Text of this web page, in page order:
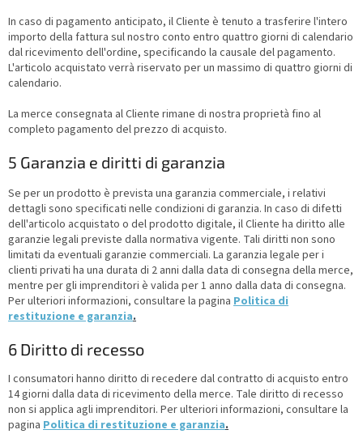
In caso di pagamento anticipato, il Cliente è tenuto a trasferire l'intero
importo della fattura sul nostro conto entro quattro giorni di calendario
dal ricevimento dell'ordine, specificando la causale del pagamento.
L'articolo acquistato verrà riservato per un massimo di quattro giorni di
calendario.
La merce consegnata al Cliente rimane di nostra proprietà fino al
completo pagamento del prezzo di acquisto.
5 Garanzia e diritti di garanzia
Se per un prodotto è prevista una garanzia commerciale, i relativi
dettagli sono specificati nelle condizioni di garanzia. In caso di difetti
dell'articolo acquistato o del prodotto digitale, il Cliente ha diritto alle
garanzie legali previste dalla normativa vigente. Tali diritti non sono
limitati da eventuali garanzie commerciali. La garanzia legale per i
clienti privati ha una durata di 2 anni dalla data di consegna della merce,
mentre per gli imprenditori è valida per 1 anno dalla data di consegna.
Per ulteriori informazioni, consultare la pagina Politica di
restituzione e garanzia.
6 Diritto di recesso
I consumatori hanno diritto di recedere dal contratto di acquisto entro
14 giorni dalla data di ricevimento della merce. Tale diritto di recesso
non si applica agli imprenditori. Per ulteriori informazioni, consultare la
pagina Politica di restituzione e garanzia.